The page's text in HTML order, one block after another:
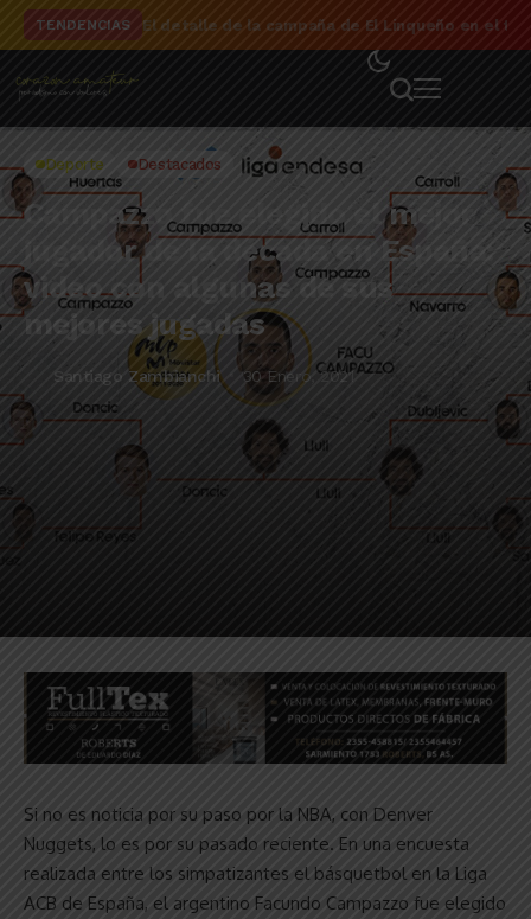
TENDENCIAS El detalle de la campaña de El Linqueño en el
Deporte Destacados
Campazzo fue elegido el mejor
jugador de la década en España:
video con algunas de sus
mejores jugadas
Santiago Zambianchi 30 Enero, 2021
Si no es noticia por su paso por la NBA, con Denver
Nuggets, lo es por su pasado reciente. En una encuesta
realizada entre los simpatizantes el básquetbol en la Liga
ACB de España, el argentino Facundo Campazzo fue elegido